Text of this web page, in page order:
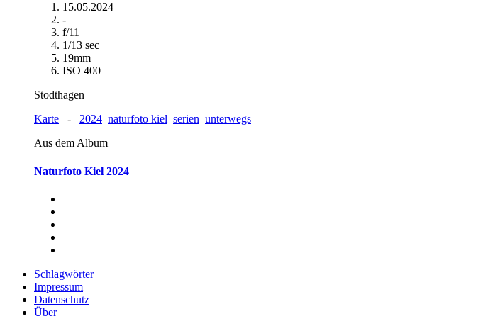
15.05.2024
-
f/11
1/13 sec
19mm
ISO 400
Stodthagen
Karte - 2024 naturfoto kiel serien unterwegs
Aus dem Album
Naturfoto Kiel 2024
Schlagwörter
Impressum
Datenschutz
Über